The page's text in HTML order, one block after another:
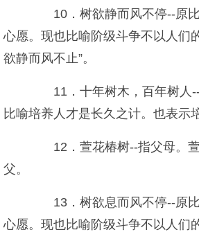
10．树欲静而风不停--原比
心愿。现也比喻阶级斗争不以人们
欲静而风不止”。
11．十年树木，百年树人--
比喻培养人才是长久之计。也表示
12．萱花椿树--指父母。萱
父。
13．树欲息而风不停--原比
心愿。现也比喻阶级斗争不以人们